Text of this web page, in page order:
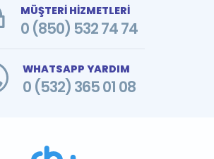
MÜŞTERİ HİZMETLERİ
0 (850) 532 74 74
WHATSAPP YARDIM
0 (532) 365 01 08